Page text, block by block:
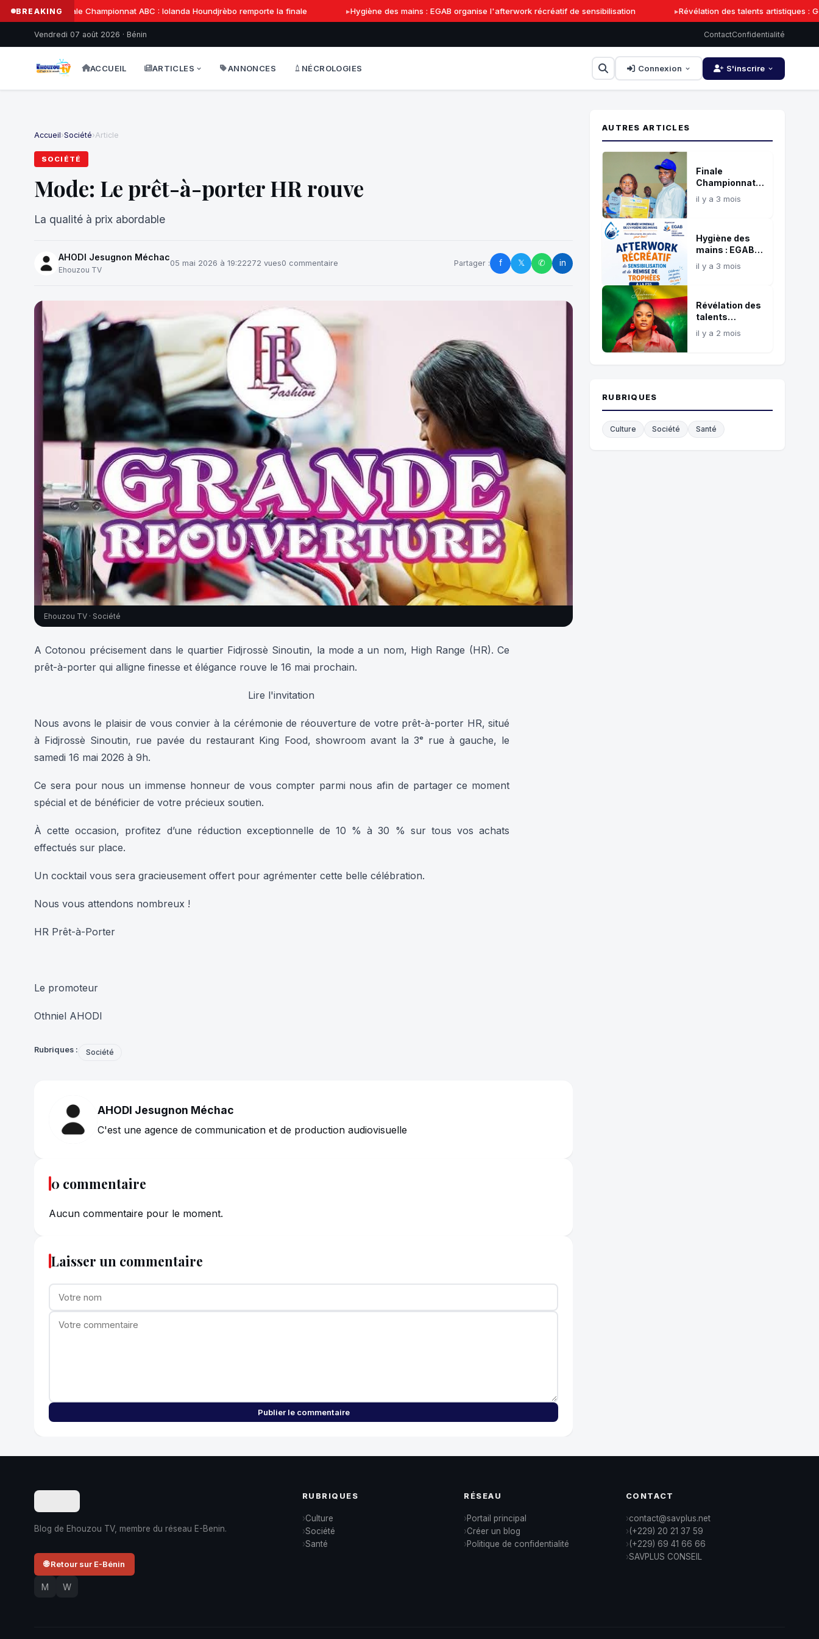
BREAKINGFinale Championnat ABC : Iolanda Houndjrèbo remporte la finale Hygiène des mains : EGAB organise l'afterwork récréatif de sensibilisation Révélation des talents artistiques :
Vendredi 07 août 2026 · Bénin ContactConfidentialité
ACCUEIL ARTICLES ANNONCES NÉCROLOGIES Connexion S'inscrire
Accueil›Société›Article
SOCIÉTÉ
Mode: Le prêt-à-porter HR rouve
La qualité à prix abordable
AHODI Jesugnon Méchac
Ehouzou TV
05 mai 2026 à 19:22272 vues0 commentaire Partager : f 𝕏 ✆ in
Ehouzou TV · Société
A Cotonou précisement dans le quartier Fidjrossè Sinoutin, la mode a un nom, High Range (HR). Ce
prêt-à-porter qui alligne finesse et élégance rouve le 16 mai prochain.
Lire l'invitation
Nous avons le plaisir de vous convier à la cérémonie de réouverture de votre prêt-à-porter HR, situé
à Fidjrossè Sinoutin, rue pavée du restaurant King Food, showroom avant la 3ᵉ rue à gauche, le
samedi 16 mai 2026 à 9h.
Ce sera pour nous un immense honneur de vous compter parmi nous afin de partager ce moment
spécial et de bénéficier de votre précieux soutien.
À cette occasion, profitez d’une réduction exceptionnelle de 10 % à 30 % sur tous vos achats
effectués sur place.
Un cocktail vous sera gracieusement offert pour agrémenter cette belle célébration.
Nous vous attendons nombreux !
HR Prêt-à-Porter
Le promoteur
Othniel AHODI
Rubriques : Société
AHODI Jesugnon Méchac
C'est une agence de communication et de production audiovisuelle
0 commentaire
Aucun commentaire pour le moment.
Laisser un commentaire
Publier le commentaire
AUTRES ARTICLES
Finale
Championnat
ABC : Iolanda
Houndjrèbo
il y a 3 mois
Hygiène des
mains : EGAB
organise
l'afterwork
il y a 3 mois
Révélation des
talents
artistiques :
Gospel Music
il y a 2 mois
RUBRIQUES
Culture Société Santé
Blog de Ehouzou TV, membre du réseau E-Benin.
🌐 Retour sur E-Bénin
M W
RUBRIQUES
Culture
Société
Santé
RÉSEAU
Portail principal
Créer un blog
Politique de confidentialité
CONTACT
contact@savplus.net
(+229) 20 21 37 59
(+229) 69 41 66 66
SAVPLUS CONSEIL